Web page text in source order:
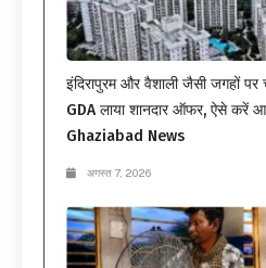
इंदिरापुरम और वैशाली जैसी जगहों
GDA लाया शानदार ऑफर, ऐसे करें
Ghaziabad News
अगस्त 7, 2026